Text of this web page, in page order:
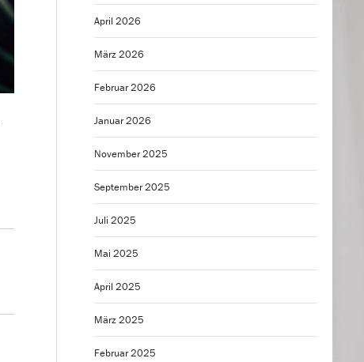
April 2026
März 2026
Februar 2026
Januar 2026
November 2025
September 2025
Juli 2025
Mai 2025
April 2025
März 2025
Februar 2025